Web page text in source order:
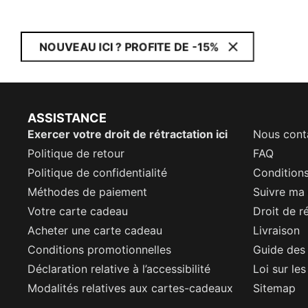
NOUVEAU ICI ? PROFITE DE -15%
ASSISTANCE
Exercer votre droit de rétractation ici
Nous
Politique de retour
FAQ
Politique de confidentialité
Méthodes de paiement
Suivre
Votre carte cadeau
Droit de
Acheter une carte cadeau
Livraison
Conditions promotionnelles
Guide
Déclaration relative à l’accessibilité
Loi sur
Modalités relatives aux cartes-cadeaux
Sitemap